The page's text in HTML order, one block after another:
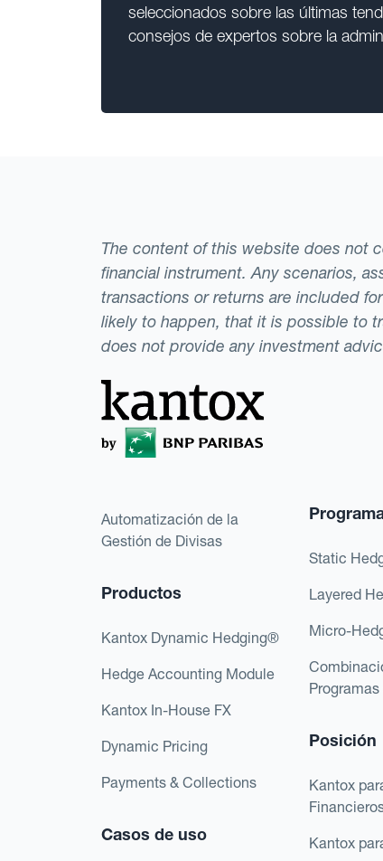
seleccionados sobre las últimas
consejos de expertos sobre la
The content of this website does not
financial instrument. Any scenarios,
transactions or returns are included
likely to happen, that it is possible to
does not provide any investment
Automatización de la
Gestión de Divisas
Productos
Kantox Dynamic Hedging®
Hedge Accounting Module
Kantox In-House FX
Dynamic Pricing
Payments & Collections
Casos de uso
Static
Layered
Micro-
Posición
Kantox
Kantox